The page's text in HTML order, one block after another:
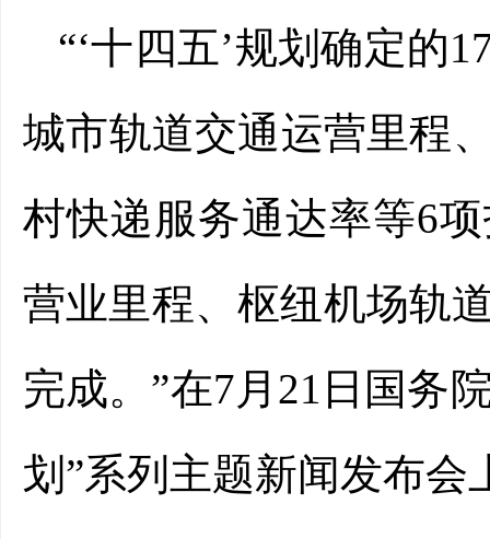
“‘十四五’规划确定的
城市轨道交通运营里程
村快递服务通达率等6
营业里程、枢纽机场轨
完成。”在7月21日国务
划”系列主题新闻发布